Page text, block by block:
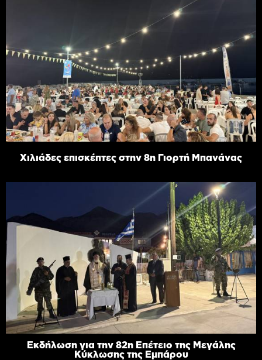
Χιλιάδες επισκέπτες στην 8η Γιορτή Μπανάνας
Εκδήλωση για την 82η Επέτειο της Μεγάλης
Κύκλωσης της Εμπάρου